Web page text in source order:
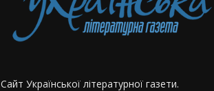
Сайт Української літературної газети.